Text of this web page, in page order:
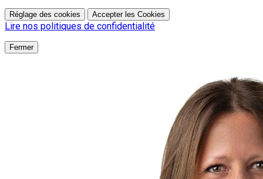
Réglage des cookies Accepter les Cookies
Lire nos politiques de confidentialité
Fermer